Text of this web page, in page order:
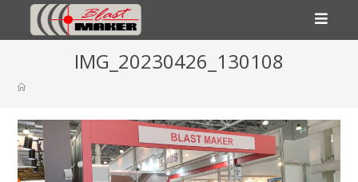
Перейти
IMG_20230426_130108